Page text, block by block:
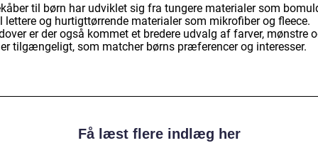
til børn har udviklet sig fra tungere materialer som
lettere og hurtigttørrende materialer som mikrofiber og fleece.
er der også kommet et bredere udvalg af farver, mønstre
tilgængeligt, som matcher børns præferencer og interesser.
Få læst flere indlæg her